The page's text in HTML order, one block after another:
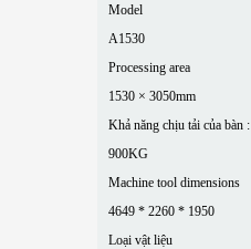
Model
A1530
Processing area
1530 × 3050mm
Khả năng chịu tải của bàn :
900KG
Machine tool dimensions
4649 * 2260 * 1950
Loại vật liệu